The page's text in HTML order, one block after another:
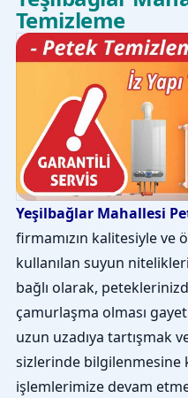
Temizleme
Yeşilbağlar Mahallesi
firmamızın kalitesiyle
kullanılan suyun
bağlı olarak,
çamurlaşma olması
uzun uzadıya tartışmak
sizlerinde bilgilenmesine
işlemlerimize devam